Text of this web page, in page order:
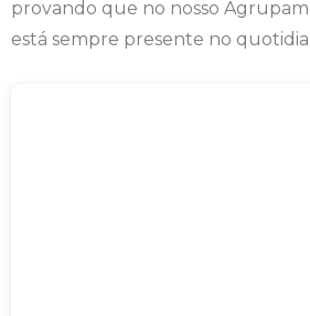
provando que no nosso
está sempre presente no